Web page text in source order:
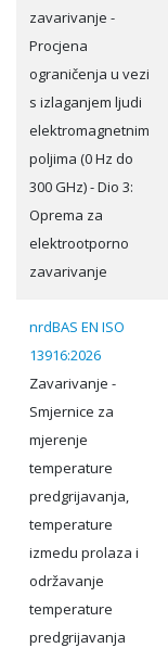
zavarivanje -
Procjena
ograničenja u vezi
s izlaganjem ljudi
elektromagnetnim
poljima (0 Hz do
300 GHz) - Dio 3:
Oprema za
elektrootporno
zavarivanje
nrdBAS EN ISO
13916:2026
Zavarivanje -
Smjernice za
mjerenje
temperature
predgrijavanja,
temperature
izmedu prolaza i
održavanje
temperature
predgrijavanja